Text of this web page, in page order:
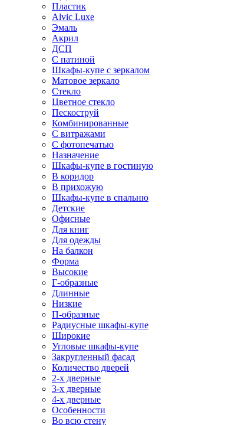
Пластик
Alvic Luxe
Эмаль
Акрил
ДСП
С патиной
Шкафы-купе с зеркалом
Матовое зеркало
Стекло
Цветное стекло
Пескоструй
Комбинированные
С витражами
С фотопечатью
Назначение
Шкафы-купе в гостиную
В коридор
В прихожую
Шкафы-купе в спальню
Детские
Офисные
Для книг
Для одежды
На балкон
Форма
Высокие
Г-образные
Длинные
Низкие
П-образные
Радиусные шкафы-купе
Широкие
Угловые шкафы-купе
Закругленный фасад
Количество дверей
2-х дверные
3-х дверные
4-х дверные
Особенности
Во всю стену